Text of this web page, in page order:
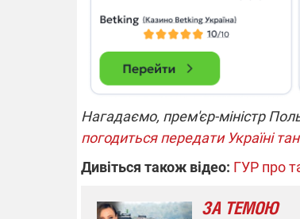
Нагадаємо, прем'єр-міністр
погодиться передати Україні
Дивіться також відео: ГУР про
ЗА ТЕМОЮ